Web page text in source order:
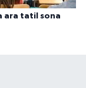
ara tatil sona